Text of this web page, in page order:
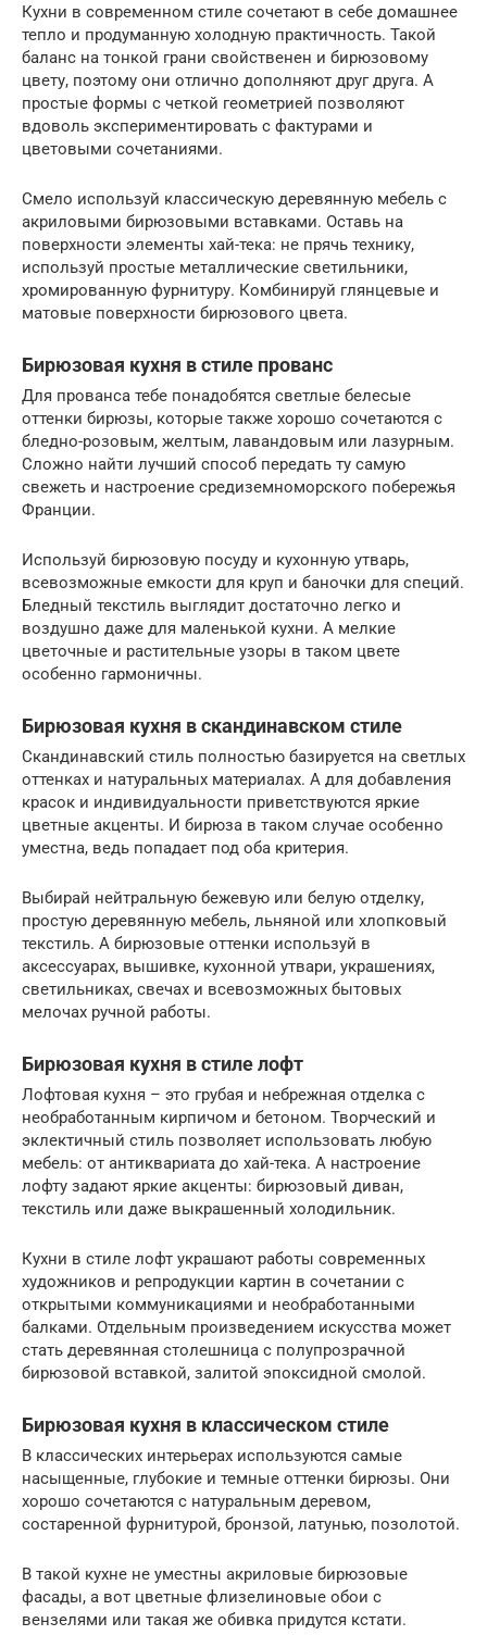
Кухни в современном стиле сочетают в себе домашнее
тепло и продуманную холодную практичность. Такой
баланс на тонкой грани свойственен и бирюзовому
цвету, поэтому они отлично дополняют друг друга. А
простые формы с четкой геометрией позволяют
вдоволь экспериментировать с фактурами и
цветовыми сочетаниями.
Смело используй классическую деревянную мебель с
акриловыми бирюзовыми вставками. Оставь на
поверхности элементы хай-тека: не прячь технику,
используй простые металлические светильники,
хромированную фурнитуру. Комбинируй глянцевые и
матовые поверхности бирюзового цвета.
Бирюзовая кухня в стиле прованс
Для прованса тебе понадобятся светлые белесые
оттенки бирюзы, которые также хорошо сочетаются с
бледно-розовым, желтым, лавандовым или лазурным.
Сложно найти лучший способ передать ту самую
свежеть и настроение средиземноморского побережья
Франции.
Используй бирюзовую посуду и кухонную утварь,
всевозможные емкости для круп и баночки для специй.
Бледный текстиль выглядит достаточно легко и
воздушно даже для маленькой кухни. А мелкие
цветочные и растительные узоры в таком цвете
особенно гармоничны.
Бирюзовая кухня в скандинавском стиле
Скандинавский стиль полностью базируется на светлых
оттенках и натуральных материалах. А для добавления
красок и индивидуальности приветствуются яркие
цветные акценты. И бирюза в таком случае особенно
уместна, ведь попадает под оба критерия.
Выбирай нейтральную бежевую или белую отделку,
простую деревянную мебель, льняной или хлопковый
текстиль. А бирюзовые оттенки используй в
аксессуарах, вышивке, кухонной утвари, украшениях,
светильниках, свечах и всевозможных бытовых
мелочах ручной работы.
Бирюзовая кухня в стиле лофт
Лофтовая кухня – это грубая и небрежная отделка с
необработанным кирпичом и бетоном. Творческий и
эклектичный стиль позволяет использовать любую
мебель: от антиквариата до хай-тека. А настроение
лофту задают яркие акценты: бирюзовый диван,
текстиль или даже выкрашенный холодильник.
Кухни в стиле лофт украшают работы современных
художников и репродукции картин в сочетании с
открытыми коммуникациями и необработанными
балками. Отдельным произведением искусства может
стать деревянная столешница с полупрозрачной
бирюзовой вставкой, залитой эпоксидной смолой.
Бирюзовая кухня в классическом стиле
В классических интерьерах используются самые
насыщенные, глубокие и темные оттенки бирюзы. Они
хорошо сочетаются с натуральным деревом,
состаренной фурнитурой, бронзой, латунью, позолотой.
В такой кухне не уместны акриловые бирюзовые
фасады, а вот цветные флизелиновые обои с
вензелями или такая же обивка придутся кстати.